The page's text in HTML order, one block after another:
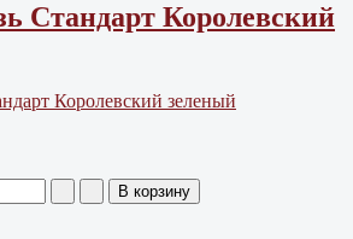
Cтандарт Королевский